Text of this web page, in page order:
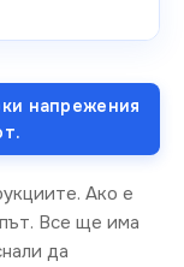
напрежения
Ако е
Все ще има
да